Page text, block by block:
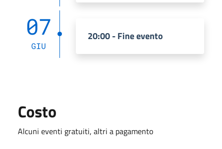
07
GIU
20:00 - Fine evento
Costo
Alcuni eventi gratuiti, altri a pagamento